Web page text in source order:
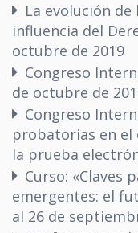
La evolución
influencia del
octubre de 2019
Congreso
de octubre de
Congreso
probatorias en el
la prueba
Curso: «Claves
emergentes: el
al 26 de